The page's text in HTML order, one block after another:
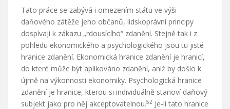
Tato práce se zabývá i omezením státu ve výši
daňového zátěže jeho občanů, lidskoprávní principy
dospívají k zákazu „rdousícího“ zdanění. Stejně tak i z
pohledu ekonomického a psychologického jsou tu jisté
hranice zdanění. Ekonomická hranice zdanění je hranicí,
do které může být aplikováno zdanění, aniž by došlo k
újmě na výkonnosti ekonomiky. Psychologická hranice
zdanění je hranice, kterou si individuálně stanoví daňový
subjekt jako pro něj akceptovatelnou.52 Je-li tato hranice